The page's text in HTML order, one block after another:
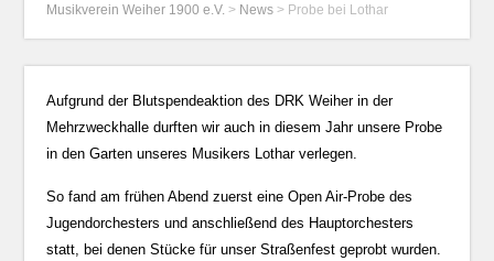
Musikverein Weiher 1900 e.V. > News > Probe bei Lothar
Aufgrund der Blutspendeaktion des DRK Weiher in der
Mehrzweckhalle durften wir auch in diesem Jahr unsere Probe
in den Garten unseres Musikers Lothar verlegen.
So fand am frühen Abend zuerst eine Open Air-Probe des
Jugendorchesters und anschließend des Hauptorchesters
statt, bei denen Stücke für unser Straßenfest geprobt wurden.